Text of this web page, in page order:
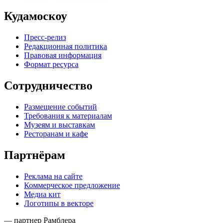
Кудамоскоу
Пресс-релиз
Редакционная политика
Правовая информация
Формат ресурса
Сотрудничество
Размещение событий
Требования к материалам
Музеям и выставкам
Ресторанам и кафе
Партнёрам
Реклама на сайте
Коммерческое предложение
Медиа кит
Логотипы в векторе
— партнер Рамблера